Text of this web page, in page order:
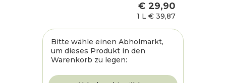
€ 29,90
1 L € 39,87
Bitte wähle einen Abholmarkt,
um dieses Produkt in den
Warenkorb zu legen: